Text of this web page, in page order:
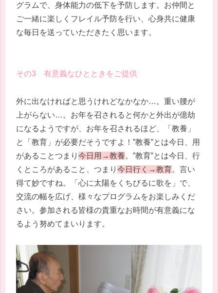
グラムで、身体能力の低下を予防します。お仲間と
ご一緒に楽しくフレイル予防を行い、心身共に健康
な毎日を送っていただきたく思います。
その3 有意義なひとときをご提供
外に出なければと思うけれどなかなか…。重い腰が
上がらない…。お年を召されると何かと外出が億劫
になるようですが、お年を召されるほど、「教養」
と「教育」が必要だそうですよ！”教養”とは今日、用
があることつまり 今日用→教養。”教育”とは今日、行
くところがあること、つまり 今日行く→教育。言い
得て妙ですね。
「 心に太陽をくちびるに歌を」で、
交流の幅を広げ、様々なプログラムをお楽しみくだ
さい。参加される皆様の貴重なお時間が有意義にな
るよう努めてまいります。